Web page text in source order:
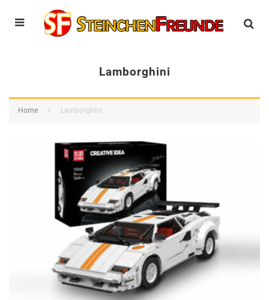
Lamborghini
Home Lamborghini